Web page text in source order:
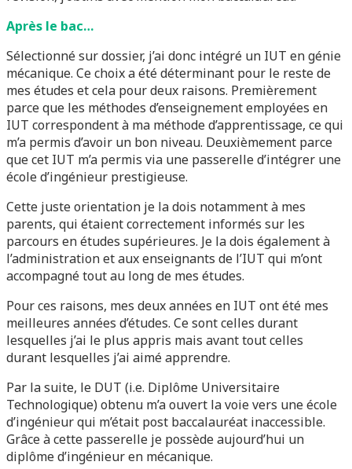
Après le bac…
Sélectionné sur dossier, j’ai donc intégré un IUT en génie
mécanique. Ce choix a été déterminant pour le reste de
mes études et cela pour deux raisons. Premièrement
parce que les méthodes d’enseignement employées en
IUT correspondent à ma méthode d’apprentissage, ce qui
m’a permis d’avoir un bon niveau. Deuxièmement parce
que cet IUT m’a permis via une passerelle d’intégrer une
école d’ingénieur prestigieuse.
Cette juste orientation je la dois notamment à mes
parents, qui étaient correctement informés sur les
parcours en études supérieures. Je la dois également à
l’administration et aux enseignants de l’IUT qui m’ont
accompagné tout au long de mes études.
Pour ces raisons, mes deux années en IUT ont été mes
meilleures années d’études. Ce sont celles durant
lesquelles j’ai le plus appris mais avant tout celles
durant lesquelles j’ai aimé apprendre.
Par la suite, le DUT (i.e. Diplôme Universitaire
Technologique) obtenu m’a ouvert la voie vers une école
d’ingénieur qui m’était post baccalauréat inaccessible.
Grâce à cette passerelle je possède aujourd’hui un
diplôme d’ingénieur en mécanique.